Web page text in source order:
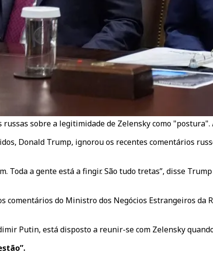
russas sobre a legitimidade de Zelensky como "postura".
Donald Trump, ignorou os recentes comentários
Toda a gente está a fingir. São tudo tretas”, disse
comentários do Ministro dos Negócios Estrangeiros
Putin, está disposto a reunir-se com Zelensky